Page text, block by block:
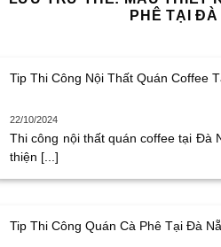
PHÊ TẠI ĐÀ
Tip Thi Công Nội Thất Quán Coffee
22/10/2024
Thi công nội thất quán coffee tại Đà
thiện [...]
Tip Thi Công Quán Cà Phê Tại Đà